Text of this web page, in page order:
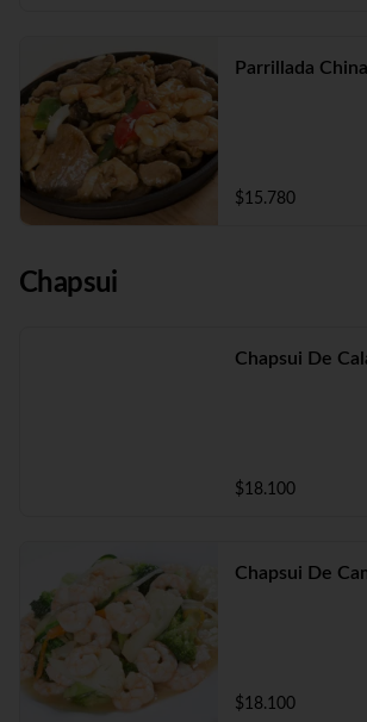
Parrillada China
$15.780
Chapsui
Chapsui De
$18.100
Chapsui De
$18.100